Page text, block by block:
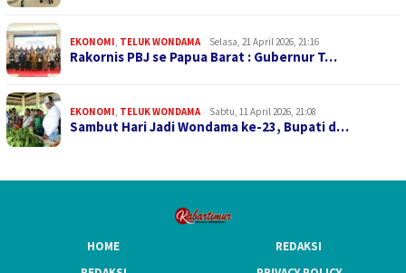
EKONOMI, TELUK WONDAMA Selasa, 21 April 2026, 21:16
Rakornis PBJ se Papua Barat : Gubernur T…
EKONOMI, TELUK WONDAMA Sabtu, 11 April 2026, 21:08
Sambut Hari Jadi Wondama ke-23, Bupati d…
HOME
REDAKSI